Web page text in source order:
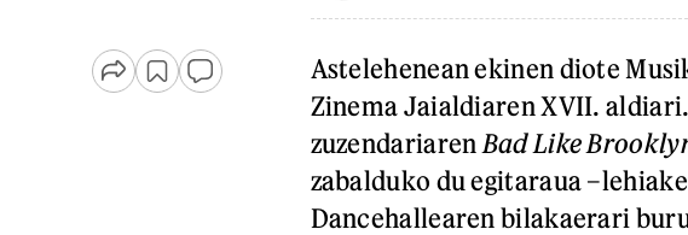
Astelehenean ekinen diote
Zinema Jaialdiaren XVII.
zuzendariaren Bad Like
zabalduko du egitaraua
Dancehallearen bilakaerari